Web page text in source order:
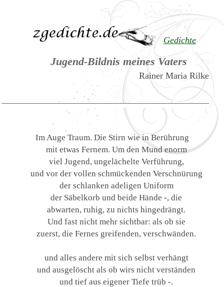
Gedichte
Jugend-Bildnis meines Vaters
Rainer Maria Rilke
Im Auge Traum. Die Stirn wie in Berührung
mit etwas Fernem. Um den Mund enorm
viel Jugend, ungelächelte Verführung,
und vor der vollen schmückenden Verschnürung
der schlanken adeligen Uniform
der Säbelkorb und beide Hände -, die
abwarten, ruhig, zu nichts hingedrängt.
Und fast nicht mehr sichtbar: als ob sie
zuerst, die Fernes greifenden, verschwänden.
und alles andere mit sich selbst verhängt
und ausgelöscht als ob wirs nicht verständen
und tief aus eigener Tiefe trüb -.